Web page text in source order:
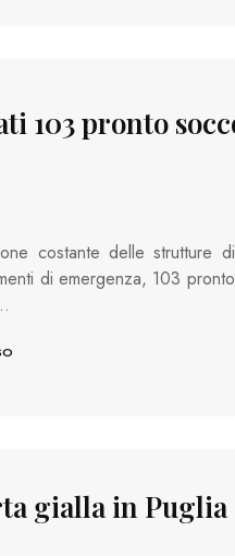
103 pronto
costante delle strutture di
di emergenza, 103 pronto
gialla in Puglia